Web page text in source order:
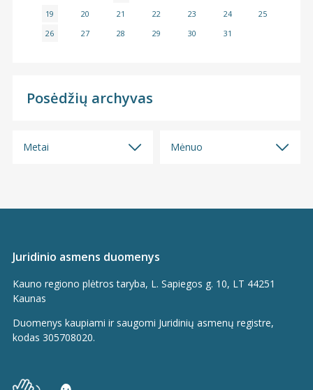
19
20 21 22 23 24
25
26
27 28 29 30 31
Posėdžių archyvas
Metai
2023
2022
2020
Mėnuo
2026 m. kovo mėn.
2025 m. gruodžio mėn.
Juridinio asmens duomenys
Kauno regiono plėtros taryba, L. Sapiegos g. 10, LT 44251
Kaunas
Duomenys kaupiami ir saugomi Juridinių asmenų registre,
kodas 305708020.